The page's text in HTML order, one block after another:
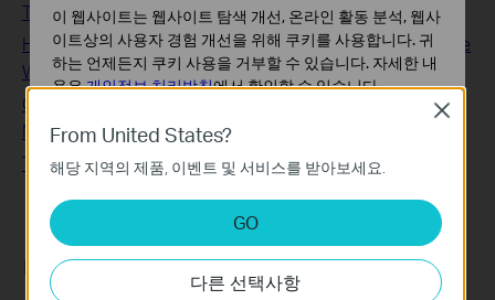
TP-Link 장치 관리자 비밀번호 변경 방법
How to change the wireless settings of the TP-Link Mobile
Wi-Fi Routers
Common Error Codes and Messages in the TP-Link Web
Management Page
TP-Link 공유기에서 무 설정을 변경하는 방법 (신규 UI)
더 알아보기
From United States?
해당 지역의 제품, 이벤트 및 서비스를 받아보세요.
GO
다른 선택사항
Close
이 웹사이트는 웹사이트 탐색 개선, 온라인 활동 분석, 웹사
이트상의 사용자 경험 개선을 위해 쿠키를 사용합니다. 귀
하는 언제든지 쿠키 사용을 거부할 수 있습니다. 자세한 내
용은개인정보 처리방침에서 확인할 수 있습니다.
기본 쿠키
이 쿠키는 웹사이트가 작동하는 데 필요하며 사용자의 시
스템에서 비활성화할 수 없습니다.
분석 및 마케팅 쿠키
분석 쿠키는 웹사이트의 기능을 개선하고 조정하기 위해
웹사이트에서의 사용자 활동을 분석하는 데 사용하는 쿠키
입니다.